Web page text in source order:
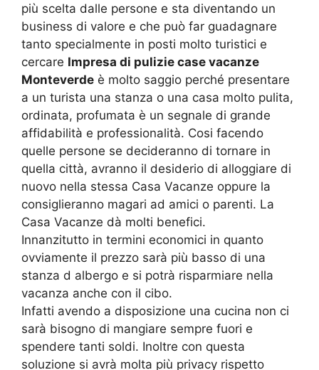
più scelta dalle persone e sta diventando un
business di valore e che può far guadagnare
tanto specialmente in posti molto turistici e
cercare Impresa di pulizie case vacanze
Monteverde è molto saggio perché presentare
a un turista una stanza o una casa molto pulita,
ordinata, profumata è un segnale di grande
affidabilità e professionalità. Cosi facendo
quelle persone se decideranno di tornare in
quella città, avranno il desiderio di alloggiare di
nuovo nella stessa Casa Vacanze oppure la
consiglieranno magari ad amici o parenti. La
Casa Vacanze dà molti benefici.
Innanzitutto in termini economici in quanto
ovviamente il prezzo sarà più basso di una
stanza d albergo e si potrà risparmiare nella
vacanza anche con il cibo.
Infatti avendo a disposizione una cucina non ci
sarà bisogno di mangiare sempre fuori e
spendere tanti soldi. Inoltre con questa
soluzione si avrà molta più privacy rispetto